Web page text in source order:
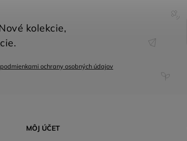
MÔJ ÚČET
podmienkami ochrany osobných údajov